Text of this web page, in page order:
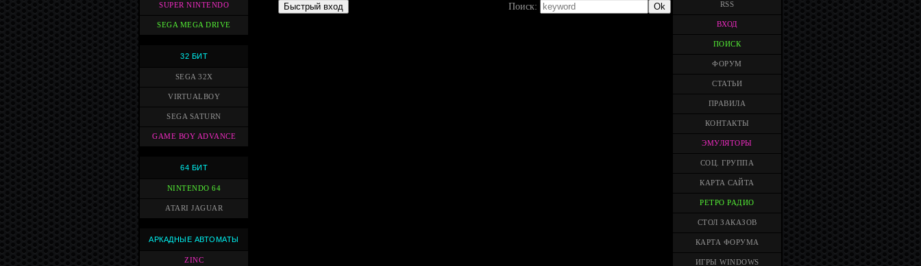
SUPER NINTENDO
SEGA MEGA DRIVE
32 БИТ
SEGA 32X
VIRTUALBOY
SEGA SATURN
GAME BOY ADVANCE
64 БИТ
NINTENDO 64
ATARI JAGUAR
АРКАДНЫЕ АВТОМАТЫ
ZINC
Поиск: RSS
ВХОД
ПОИСК
ФОРУМ
СТАТЬИ
ПРАВИЛА
КОНТАКТЫ
ЭМУЛЯТОРЫ
СОЦ. ГРУППА
КАРТА САЙТА
РЕТРО РАДИО
СТОЛ ЗАКАЗОВ
КАРТА ФОРУМА
ИГРЫ WINDOWS